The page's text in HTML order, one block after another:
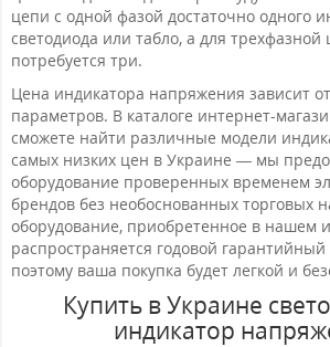
цепи с одной фазой достаточно одного
светодиода или табло, а для трехфазной
потребуется три.
Цена индикатора напряжения зависит
параметров. В каталоге интернет-
сможете найти различные модели
самых низких цен в Украине — мы
оборудование проверенных временем
брендов без необоснованных торговых
оборудование, приобретенное в нашем
распространяется годовой
поэтому ваша покупка будет легкой и
Купить в Украине
индикатор